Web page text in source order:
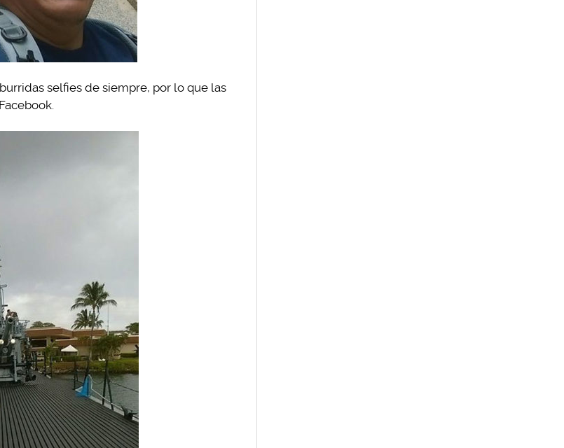
selfies de siempre, por lo que las